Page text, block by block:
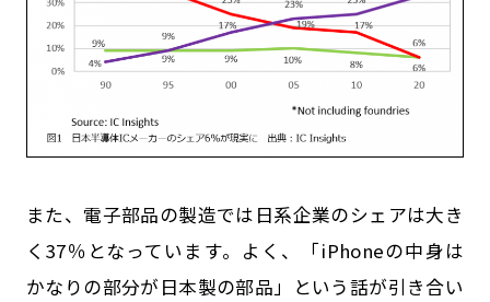
また、電子部品の製造では日系企業のシェアは大き
く37％となっています。よく、「iPhoneの中身は
かなりの部分が日本製の部品」という話が引き合い